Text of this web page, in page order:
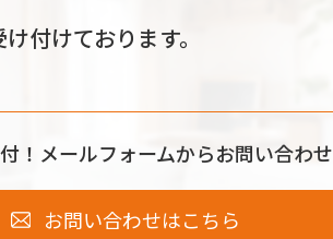
付けております。
！ メールフォームからお問い合わせ
お問い合わせはこちら